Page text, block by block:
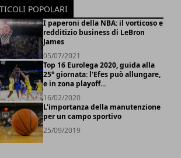
POPOLARI
I paperoni della NBA: il vorticoso e
redditizio business di LeBron
James
05/07/2021
Top 16 Eurolega 2020, guida alla
25° giornata: l'Efes può allungare,
e in zona playoff...
16/02/2020
L'importanza della manutenzione
per un campo sportivo
25/09/2019